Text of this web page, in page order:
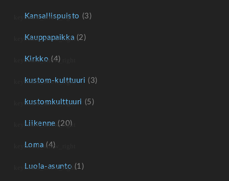
Kansallispuisto (3)
Kauppapaikka (2)
Kirkko (4)
kustom-kulttuuri (3)
kustomkulttuuri (5)
Liikenne (20)
Loma (4)
Luola-asunto (1)